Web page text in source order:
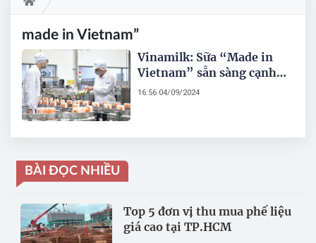
made in Vietnam”
Vinamilk: Sữa “Made in
Vietnam” sẵn sàng cạnh
tranh về chất lượng với
16:56 04/09/2024
BÀI ĐỌC NHIỀU
Top 5 đơn vị thu mua phế liệu
giá cao tại TP.HCM